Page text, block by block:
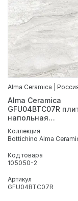
группах, в
влажностью —
саунах. Такое
устойчивостью к
внешний вид в
Alma Ceramica |
Alma Ceramica
GFU04BTC07R
напольная
Bottichino 600*600
Коллекция
Bottichino Alma
Код товара
105050-2
Артикул
GFU04BTC07R